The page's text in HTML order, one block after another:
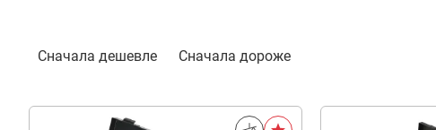
Сначала дешевле Сначала дороже
Фильтр